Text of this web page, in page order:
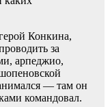
Конкина,
за
арпеджио,
— там он
командовал.